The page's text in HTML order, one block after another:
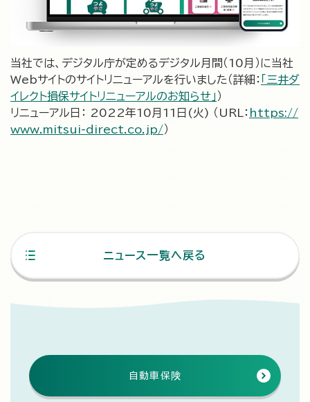
当社では、デジタル庁が定めるデジタル月間（10月）に当社
Webサイトのサイトリニューアルを行いました（詳細：
「三井ダ
イレクト損保サイトリニューアルのお知らせ」 ）
リニューアル日： 2022年10月11日(火) （URL： https://
www.mitsui-direct.co.jp/ ）
ニュース一覧へ戻る
自動車保険